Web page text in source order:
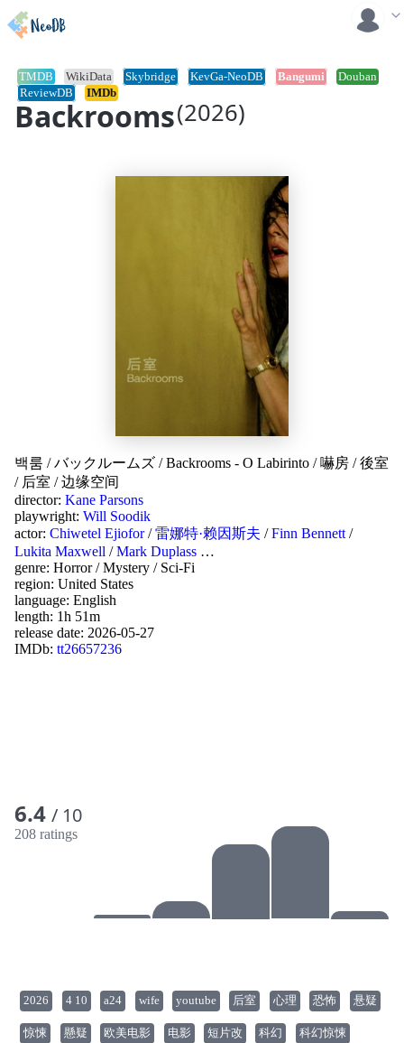
Backrooms (2026)
TMDB WikiData Skybridge KevGa-NeoDB Bangumi
Douban
ReviewDB
IMDb
백룸 /バックルームズ /Backrooms - O Labirinto / 嚇房 /後室
/ 后室 /边缘空间
director: Kane Parsons
playwright: Will Soodik
actor: Chiwetel Ejiofor/雷娜特·赖因斯夫 /Finn Bennett /
Lukita Maxwell /Mark Duplass …
genre: Horror/Mystery / Sci-Fi
region: United States
language: English
length: 1h 51m
release date: 2026-05-27
IMDb: tt26657236
6.4 / 10
208 ratings
2026 4 10 a24 wife youtube 后室 心理 恐怖 悬疑
惊悚 懸疑 欧美电影 电影 短片改 科幻 科幻惊悚